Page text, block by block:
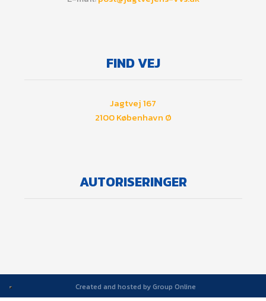
​FIND VEJ
Jagtvej 167
​2100 København Ø
AUTORISERINGER
Created and hosted by Group Online